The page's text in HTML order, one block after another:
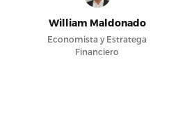
William Maldonado
Economista y Estratega
Financiero